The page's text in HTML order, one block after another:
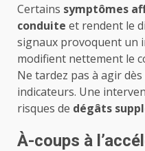
Certains symptômes
conduite et rendent le
signaux provoquent un
modifient nettement le
Ne tardez pas à agir
indicateurs. Une
risques de dégâts
À-coups à